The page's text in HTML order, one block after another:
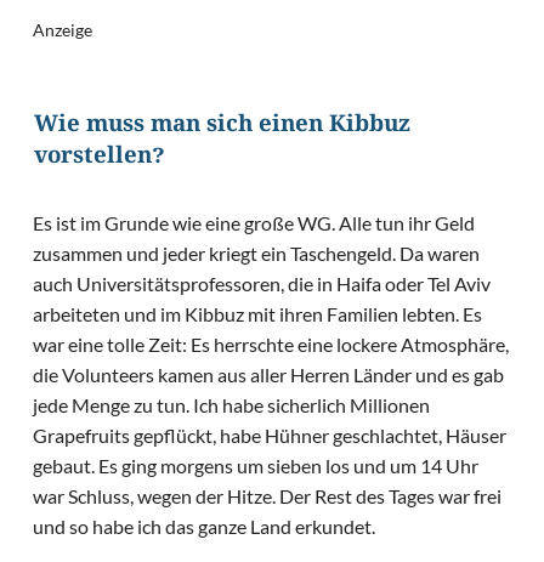
Anzeige
Wie muss man sich einen Kibbuz
vorstellen?
Es ist im Grunde wie eine große WG. Alle tun ihr Geld
zusammen und jeder kriegt ein Taschengeld. Da waren
auch Universitätsprofessoren, die in Haifa oder Tel Aviv
arbeiteten und im Kibbuz mit ihren Familien lebten. Es
war eine tolle Zeit: Es herrschte eine lockere Atmosphäre,
die Volunteers kamen aus aller Herren Länder und es gab
jede Menge zu tun. Ich habe sicherlich Millionen
Grapefruits gepflückt, habe Hühner geschlachtet, Häuser
gebaut. Es ging morgens um sieben los und um 14 Uhr
war Schluss, wegen der Hitze. Der Rest des Tages war frei
und so habe ich das ganze Land erkundet.